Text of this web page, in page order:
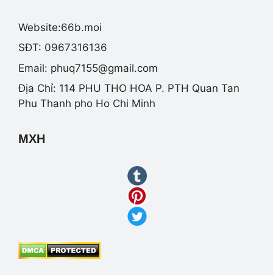
Website:66b.moi
SĐT: 0967316136
Email: phuq7155@gmail.com
Địa Chỉ: 114 PHU THO HOA P. PTH Quan Tan
Phu Thanh pho Ho Chi Minh
MXH